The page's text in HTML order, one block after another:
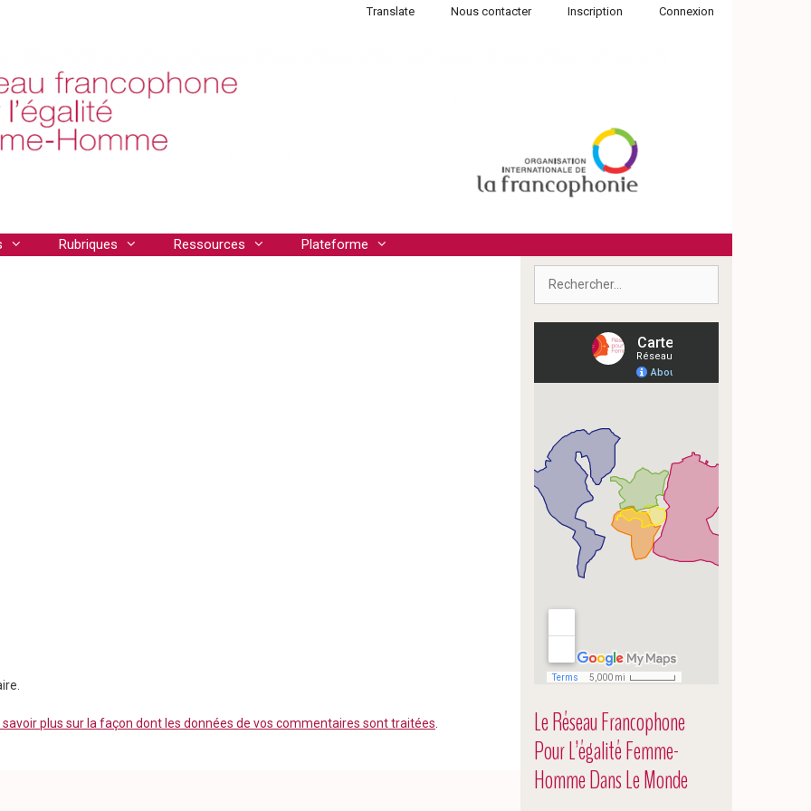
Translate Nous contacter Inscription Connexion
Rubriques Ressources Plateforme
savoir plus sur la façon dont les données de vos commentaires sont traitées.
Le Réseau Francophone
Pour L’égalité Femme-
Homme Dans Le Monde